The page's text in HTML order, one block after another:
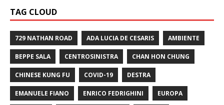
TAG CLOUD
729 NATHAN ROAD ADA LUCIA DE CESARIS AMBIENTE
BEPPE SALA CENTROSINISTRA CHAN HON CHUNG
CHINESE KUNG FU COVID-19 DESTRA
EMANUELE FIANO ENRICO FEDRIGHINI EUROPA